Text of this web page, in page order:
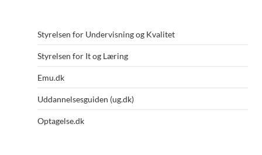
Styrelsen for Undervisning og Kvalitet
Styrelsen for It og Læring
Emu.dk
Uddannelsesguiden (ug.dk)
Optagelse.dk